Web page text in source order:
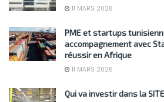
11 MARS 2026
PME et startups
accompagnement avec
réussir en Afrique
11 MARS 2026
Qui va investir dans la